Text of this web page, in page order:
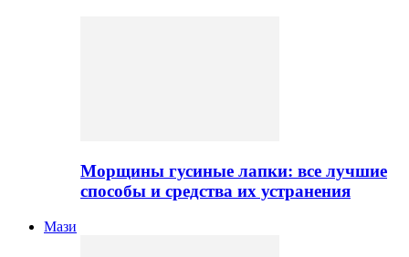
Морщины гусиные лапки: все лучшие
способы и средства их устранения
Мази